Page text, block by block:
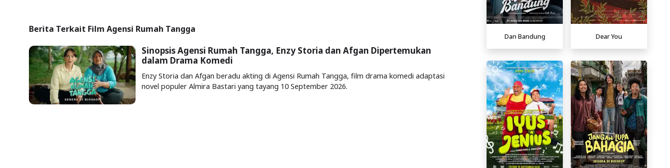
Berita Terkait Film Agensi Rumah Tangga
Sinopsis Agensi Rumah Tangga, Enzy Storia dan Afgan Dipertemukan
dalam Drama Komedi
Enzy Storia dan Afgan beradu akting di Agensi Rumah Tangga, film drama komedi adaptasi
novel populer Almira Bastari yang tayang 10 September 2026.
Dan Bandung Dear You